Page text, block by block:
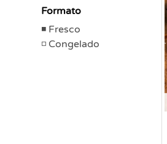
Formato
Fresco
Congelado